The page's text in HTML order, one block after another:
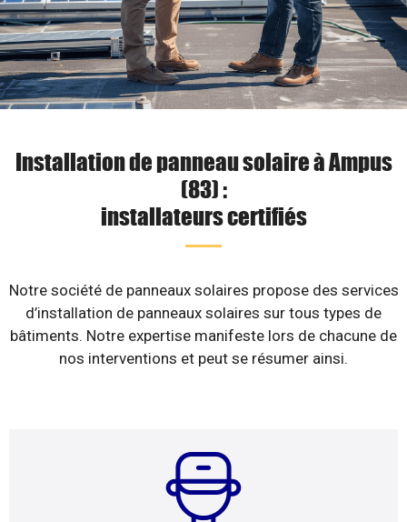
Installation de panneau solaire à Ampus
(83) :
installateurs certifiés
Notre société de panneaux solaires propose des services
d’installation de panneaux solaires sur tous types de
bâtiments. Notre expertise manifeste lors de chacune de
nos interventions et peut se résumer ainsi.